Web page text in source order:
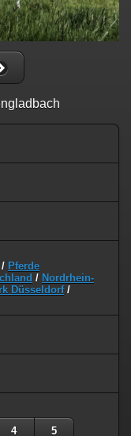
/ Pferde
/ Nordrhein-
Düsseldorf/
4 5